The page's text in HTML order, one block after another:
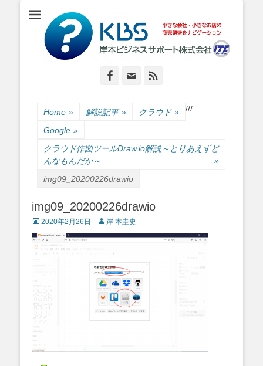
岸本ビジネスサポ
ート株式会社
小さな会社・小さなお店のIT経営をナビゲーション
Facebook
Email
Home » 解説記事 » /
クラウド » /
Google »
/
クラウド作図ツールDraw.io解説～とりあえずど
んなもんだか～
»
img09_20200226drawio
img09_20200226drawio
Posted
on
2020年2月26日 Author
岸 本圭史